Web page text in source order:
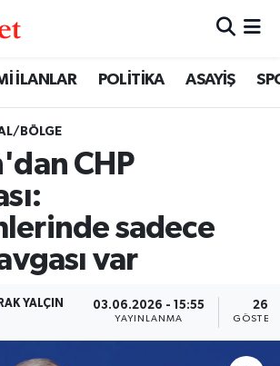
İLANLAR POLİTİKA ASAYİŞ
BÖLGE
CHP
sadece
var
YALÇIN 03.06.2026 - 15:55
YAYINLANMA
26
Vakitleri
Durumu ve Fikstür